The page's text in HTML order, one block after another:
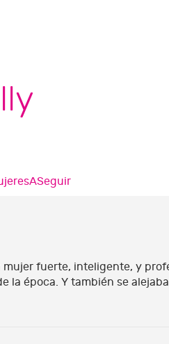
fuerte, inteligente, y
la época. Y también se